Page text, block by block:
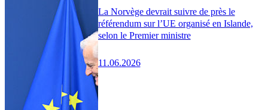
La Norvège devrait suivre de près le
référendum sur l’UE organisé en Islande,
selon le Premier ministre
11.06.2026